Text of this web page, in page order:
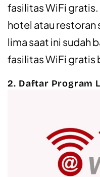
fasilitas WiFi gratis.
hotel atau restoran
lima saat ini sudah
fasilitas WiFi gratis
2. Daftar Program